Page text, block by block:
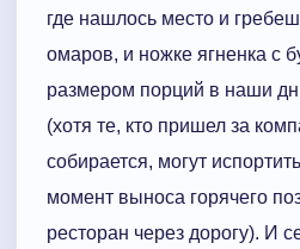
где нашлось место и
омаров, и ножке ягненка с
размером порций в наши
(хотя те, кто пришел за
собирается, могут
момент выноса горячего
ресторан через дорогу). И